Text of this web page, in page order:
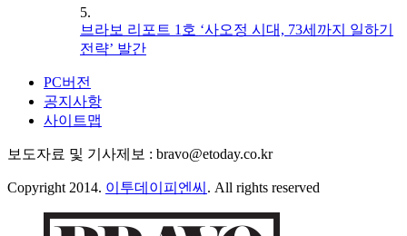
5.
브라보 리포트 1호 ‘사오정 시대, 73세까지 일하기
전략’ 발간
PC버전
공지사항
사이트맵
보도자료 및 기사제보 : bravo@etoday.co.kr
Copyright 2014. 이투데이피엔씨 . All rights reserved